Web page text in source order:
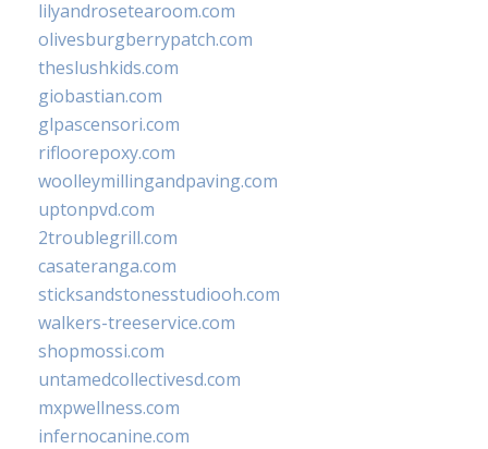
lilyandrosetearoom.com
olivesburgberrypatch.com
theslushkids.com
giobastian.com
glpascensori.com
rifloorepoxy.com
woolleymillingandpaving.com
uptonpvd.com
2troublegrill.com
casateranga.com
sticksandstonesstudiooh.com
walkers-treeservice.com
shopmossi.com
untamedcollectivesd.com
mxpwellness.com
infernocanine.com